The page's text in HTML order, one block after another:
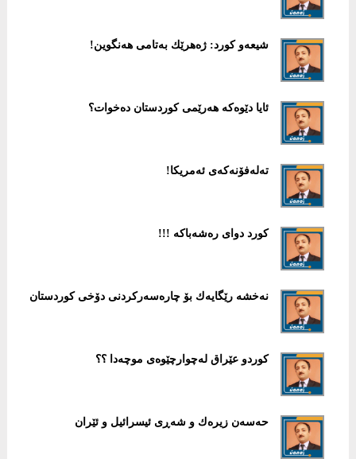
شیعەو كورد: ژەهرێك بەتامی هەنگوین!
ئایا دێوەكە هەرێمی كوردستان دەخوات؟
تەلەفۆنەكەی ئەمریكا!
كورد دوای رەشەباكە !!!
نەخشە رێگایەك بۆ چارەسەركردنی دۆخی كوردستان
كوردو عێراق لەچوارچێوەی موچەدا ؟؟
حەسەن زیرەك و شەڕی ئیسرائیل و ئێران